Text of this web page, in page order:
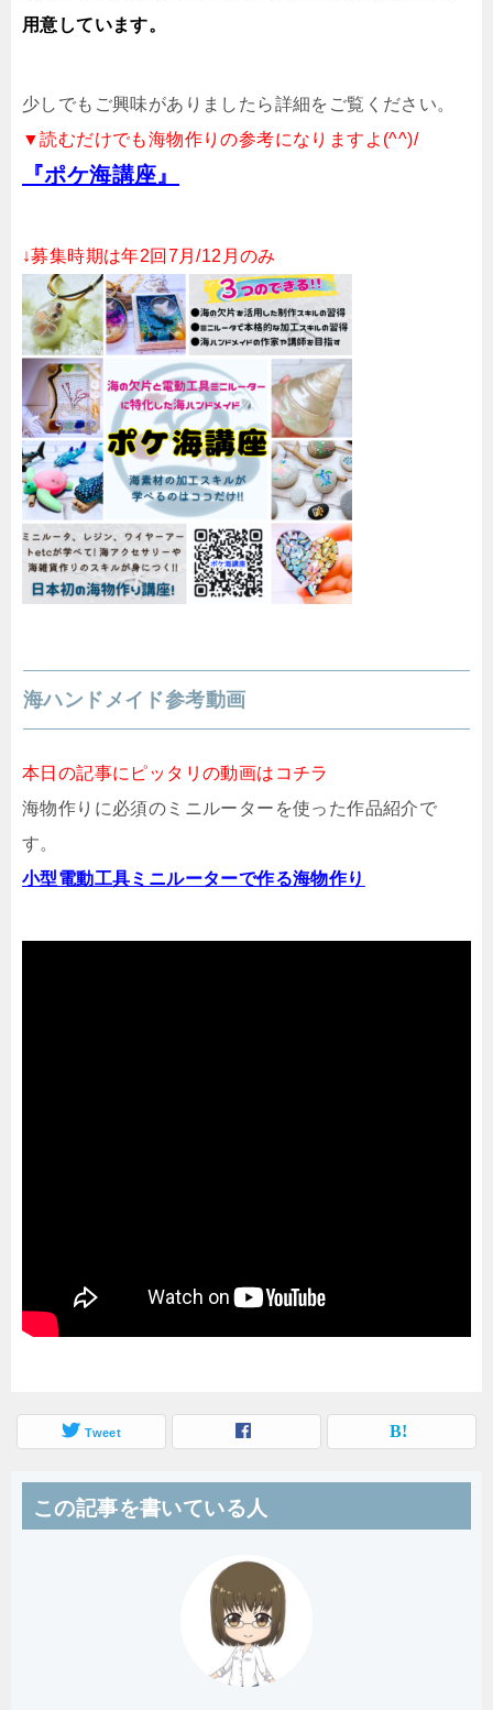
用意しています。
少しでもご興味がありましたら詳細をご覧ください。
▼読むだけでも海物作りの参考になりますよ(^^)/
『ポケ海講座』
↓募集時期は年2回7月/12月のみ
海ハンドメイド参考動画
本日の記事にピッタリの動画はコチラ
海物作りに必須のミニルーターを使った作品紹介で
す。
小型電動工具ミニルーターで作る海物作り
Tweet
この記事を書いている人